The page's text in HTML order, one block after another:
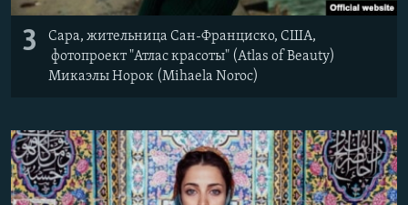
3
Сара, жительница Сан-Франциско, США,
фотопроект "Атлас красоты" (Atlas of Beauty)
Микаэлы Норок (Mihaela Noroc)